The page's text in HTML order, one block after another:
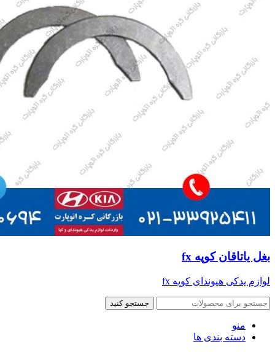
بغل یاتاقان کوپه fx
لوازم یدکی هیوندای کوپه fx
جستجو کنید
منو
دسته بندی ها